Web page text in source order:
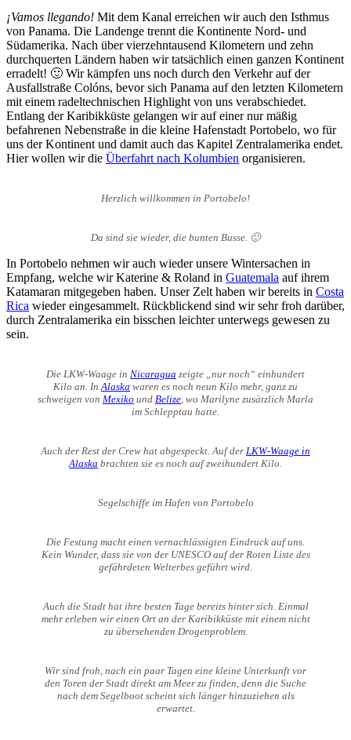
¡Vamos llegando! Mit dem Kanal erreichen wir auch den Isthmus
von Panama. Die Landenge trennt die Kontinente Nord- und
Südamerika. Nach über vierzehntausend Kilometern und zehn
durchquerten Ländern haben wir tatsächlich einen ganzen Kontinent
erradelt! 🙂 Wir kämpfen uns noch durch den Verkehr auf der
Ausfallstraße Colóns, bevor sich Panama auf den letzten Kilometern
mit einem radeltechnischen Highlight von uns verabschiedet.
Entlang der Karibikküste gelangen wir auf einer nur mäßig
befahrenen Nebenstraße in die kleine Hafenstadt Portobelo, wo für
uns der Kontinent und damit auch das Kapitel Zentralamerika endet.
Hier wollen wir die Überfahrt nach Kolumbien organisieren.
Herzlich willkommen in Portobelo!
Da sind sie wieder, die bunten Busse. 🙂
In Portobelo nehmen wir auch wieder unsere Wintersachen in
Empfang, welche wir Katerine & Roland in Guatemala auf ihrem
Katamaran mitgegeben haben. Unser Zelt haben wir bereits in Costa
Rica wieder eingesammelt. Rückblickend sind wir sehr froh darüber,
durch Zentralamerika ein bisschen leichter unterwegs gewesen zu
sein.
Die LKW-Waage in Nicaragua zeigte „nur noch“ einhundert
Kilo an. In Alaska waren es noch neun Kilo mehr, ganz zu
schweigen von Mexiko und Belize , wo Marilyne zusätzlich Marla
im Schlepptau hatte.
Auch der Rest der Crew hat abgespeckt. Auf der LKW-Waage in
Alaska brachten sie es noch auf zweihundert Kilo.
Segelschiffe im Hafen von Portobelo
Die Festung macht einen vernachlässigten Eindruck auf uns.
Kein Wunder, dass sie von der UNESCO auf der Roten Liste des
gefährdeten Welterbes geführt wird.
Auch die Stadt hat ihre besten Tage bereits hinter sich. Einmal
mehr erleben wir einen Ort an der Karibikküste mit einem nicht
zu übersehenden Drogenproblem.
Wir sind froh, nach ein paar Tagen eine kleine Unterkunft vor
den Toren der Stadt direkt am Meer zu finden, denn die Suche
nach dem Segelboot scheint sich länger hinzuziehen als
erwartet.